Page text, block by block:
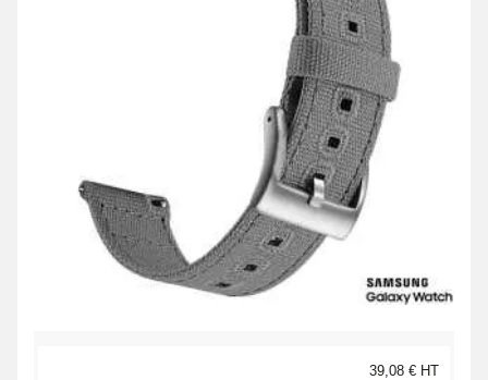
39,08 € HT